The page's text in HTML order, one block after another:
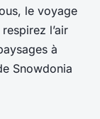
le voyage
l’air
à
Snowdonia